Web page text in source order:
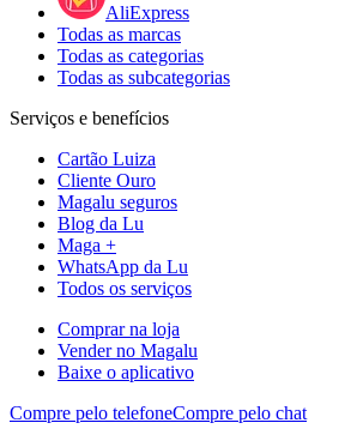
AliExpress
Todas as marcas
Todas as categorias
Todas as subcategorias
Serviços e benefícios
Cartão Luiza
Cliente Ouro
Magalu seguros
Blog da Lu
Maga +
WhatsApp da Lu
Todos os serviços
Comprar na loja
Vender no Magalu
Baixe o aplicativo
Compre pelo telefoneCompre pelo chat